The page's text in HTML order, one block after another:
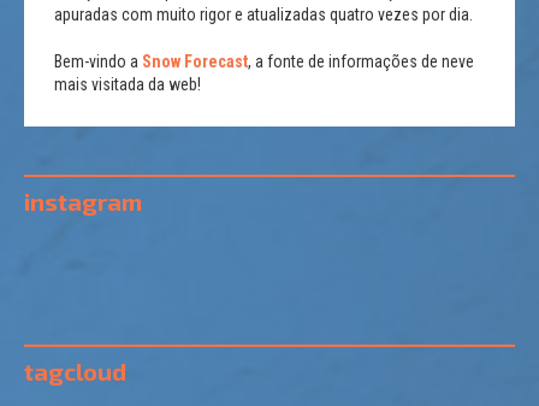
apuradas com muito rigor e atualizadas quatro vezes por dia.
Bem-vindo a Snow Forecast, a fonte de informações de neve
mais visitada da web!
instagram
tagcloud